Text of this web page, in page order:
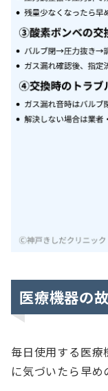
医療機器の
毎日使用する医
に気づいたら早め